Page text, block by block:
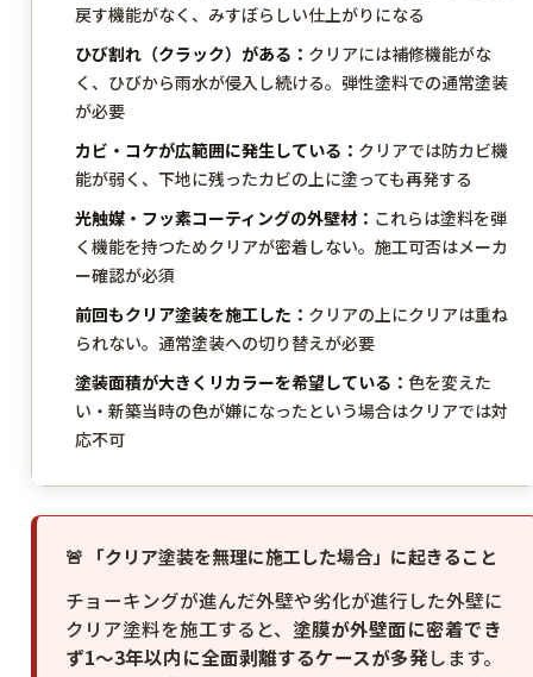
戻す機能がなく、みすぼらしい仕上がりになる
ひび割れ（クラック）がある： クリアには補修機能がな
く、ひびから雨水が侵入し続ける。弾性塗料での通常塗装
が必要
カビ・コケが広範囲に発生している： クリアでは防カビ機
能が弱く、下地に残ったカビの上に塗っても再発する
光触媒・フッ素コーティングの外壁材： これらは塗料を弾
く機能を持つためクリアが密着しない。施工可否はメーカ
ー確認が必須
前回もクリア塗装を施工した： クリアの上にクリアは重ね
られない。通常塗装への切り替えが必要
塗装面積が大きくリカラーを希望している： 色を変えた
い・新築当時の色が嫌になったという場合はクリアでは対
応不可
🚨 「クリア塗装を無理に施工した場合」に起きること
チョーキングが進んだ外壁や劣化が進行した外壁に
クリア塗料を施工すると、 塗膜が外壁面に密着でき
ず1〜3年以内に全面剥離するケースが多発します。